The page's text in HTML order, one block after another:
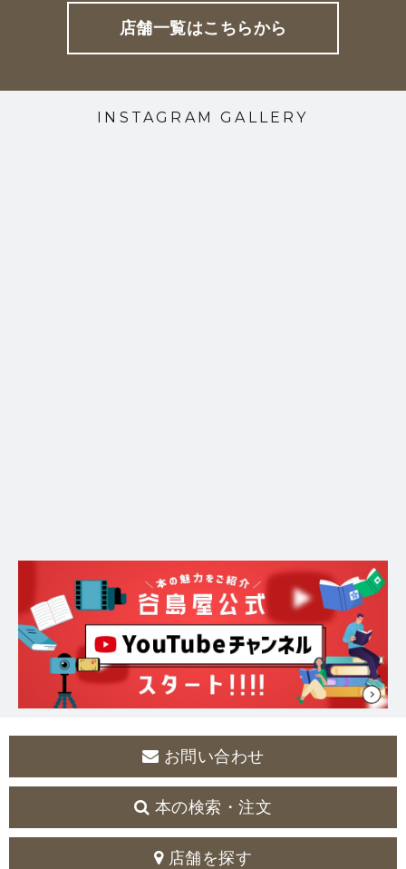
店舗一覧はこちらから
INSTAGRAM GALLERY
お問い合わせ
本の検索・注文
店舗を探す